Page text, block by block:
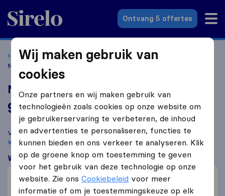
Sirelo.nl
Ontvang 5 offertes
Home Verhuisbedrijven
Verhuisbedrijven Zoetermeer
Mondial Verhuisbedrijf Henneken
Mondial Verhuisbedrijf Henneken
9,6 gebaseerd op 142
Sirelo en Google reviews
i
Vergelijk Mondial Verhuisbedrijf Henneken met andere
verhuisbedrijvenuitZoetermeer
Wat klanten zeggen
Professioneel (19)
Vriendelijk (18)
Wij maken gebruik van
cookies
Onze partners en wij maken gebruik van
technologieën zoals cookies op onze website om
je gebruikerservaring te verbeteren, de inhoud
en advertenties te personaliseren, functies te
kunnen bieden en ons verkeer te analyseren. Klik
op de groene knop om toestemming te geven
voor het gebruik van deze technologie op onze
website. Zie onsCookiebeleid voor meer
informatie of om je toestemmingskeuze op elk